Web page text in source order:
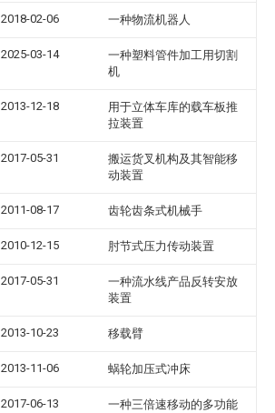
2018-02-06 一种物流机器人
2025-03-14
一种塑料管件加工用切割
机
2013-12-18
用于立体车库的载车板推
拉装置
2017-05-31
搬运货叉机构及其智能移
动装置
2011-08-17 齿轮齿条式机械手
2010-12-15 肘节式压力传动装置
2017-05-31
一种流水线产品反转安放
装置
2013-10-23 移载臂
2013-11-06 蜗轮加压式冲床
2017-06-13
一种三倍速移动的多功能